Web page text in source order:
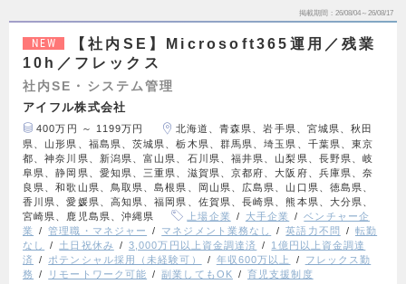
掲載期間 26/08/04～26/08/17
NEW
【社内SE】Microsoft365運用／残業
10h／フレックス
社内SE・システム管理
アイフル株式会社
400万円 ～ 1199万円
北海道、青森県、岩手県、宮城県、秋田
県、山形県、福島県、茨城県、栃木県、群馬県、埼玉県、千葉県、東京
都、神奈川県、新潟県、富山県、石川県、福井県、山梨県、長野県、岐
阜県、静岡県、愛知県、三重県、滋賀県、京都府、大阪府、兵庫県、奈
良県、和歌山県、鳥取県、島根県、岡山県、広島県、山口県、徳島県、
香川県、愛媛県、高知県、福岡県、佐賀県、長崎県、熊本県、大分県、
宮崎県、鹿児島県、沖縄県
上場企業 大手企業
ベンチャー企
業
管理職・マネジャー マネジメント業務なし 英語力不問
転勤
なし
土日祝休み 3,000万円以上資金調達済
1億円以上資金調達
済
ポテンシャル採用（未経験可） 年収600万以上
フレックス勤
務
リモートワーク可能 副業してもOK 育児支援制度